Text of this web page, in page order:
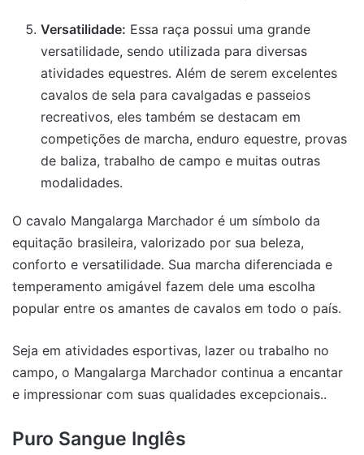
Versatilidade: Essa raça possui uma grande
versatilidade, sendo utilizada para diversas
atividades equestres. Além de serem excelentes
cavalos de sela para cavalgadas e passeios
recreativos, eles também se destacam em
competições de marcha, enduro equestre, provas
de baliza, trabalho de campo e muitas outras
modalidades.
O cavalo Mangalarga Marchador é um símbolo da
equitação brasileira, valorizado por sua beleza,
conforto e versatilidade. Sua marcha diferenciada e
temperamento amigável fazem dele uma escolha
popular entre os amantes de cavalos em todo o país.
Seja em atividades esportivas, lazer ou trabalho no
campo, o Mangalarga Marchador continua a encantar
e impressionar com suas qualidades excepcionais..
Puro Sangue Inglês